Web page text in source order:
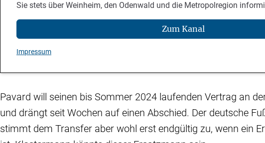
Sie stets über Weinheim, den Odenwald und die Metropolregion
Zum Kanal
Impressum
Pavard will seinen bis Sommer 2024 laufenden Vertrag an
und drängt seit Wochen auf einen Abschied. Der deutsche
stimmt dem Transfer aber wohl erst endgültig zu, wenn ein